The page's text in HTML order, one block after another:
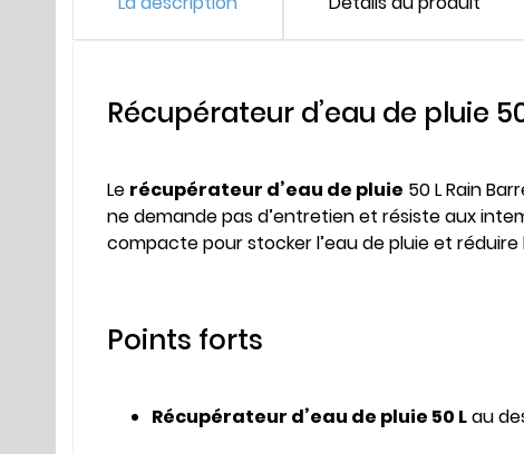
Récupérateur d’eau de pluie
Le récupérateur d’eau de pluie 50 L Rain
ne demande pas d’entretien et résiste aux
compacte pour stocker l’eau de pluie et
Points forts
Récupérateur d’eau de pluie 50 Lau